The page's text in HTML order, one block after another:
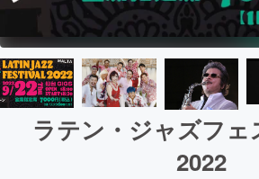
ラテン・ジャズフ
2022